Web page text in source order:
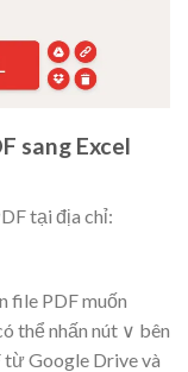
sang Excel
tại địa chỉ:
file PDF muốn
thể nhấn nút ∨ bên
từ Google Drive và